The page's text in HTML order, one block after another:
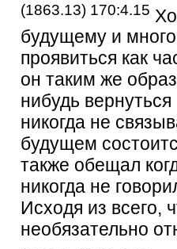
(1863.13) 170:4.15
будущему и
проявиться как
он таким же
нибудь
никогда не
будущем
также обещал
никогда не
Исходя из всего,
необязательно